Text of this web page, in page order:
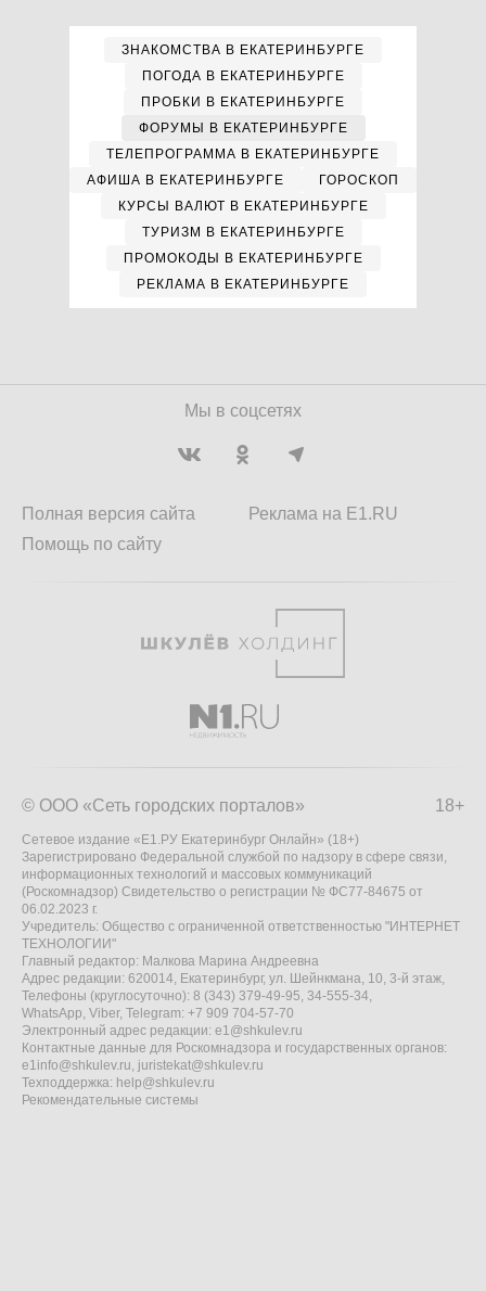
ЗНАКОМСТВА В ЕКАТЕРИНБУРГЕ
ПОГОДА В ЕКАТЕРИНБУРГЕ
ПРОБКИ В ЕКАТЕРИНБУРГЕ
ФОРУМЫ В ЕКАТЕРИНБУРГЕ
ТЕЛЕПРОГРАММА В ЕКАТЕРИНБУРГЕ
АФИША В ЕКАТЕРИНБУРГЕ
ГОРОСКОП
КУРСЫ ВАЛЮТ В ЕКАТЕРИНБУРГЕ
ТУРИЗМ В ЕКАТЕРИНБУРГЕ
ПРОМОКОДЫ В ЕКАТЕРИНБУРГЕ
РЕКЛАМА В ЕКАТЕРИНБУРГЕ
Мы в соцсетях
Полная версия сайта
Помощь по сайту
Реклама на E1.RU
18+
© ООО «Сеть городских порталов»
Сетевое издание «Е1.РУ Екатеринбург Онлайн» (18+)
Зарегистрировано Федеральной службой по надзору в сфере связи,
информационных технологий и массовых коммуникаций
(Роскомнадзор) Свидетельство о регистрации № ФС77-84675 от
06.02.2023 г.
Учредитель: Общество с ограниченной ответственностью "ИНТЕРНЕТ
ТЕХНОЛОГИИ"
Главный редактор: Малкова Марина Андреевна
Адрес редакции: 620014, Екатеринбург, ул. Шейнкмана, 10, 3-й этаж,
Телефоны (круглосуточно): 8 (343) 379-49-95, 34-555-34,
WhatsApp, Viber, Telegram: +7 909 704-57-70
Электронный адрес редакции: e1@shkulev.ru
Контактные данные для Роскомнадзора и государственных органов:
e1info@shkulev.ru, juristekat@shkulev.ru
Техподдержка: help@shkulev.ru
Рекомендательные системы